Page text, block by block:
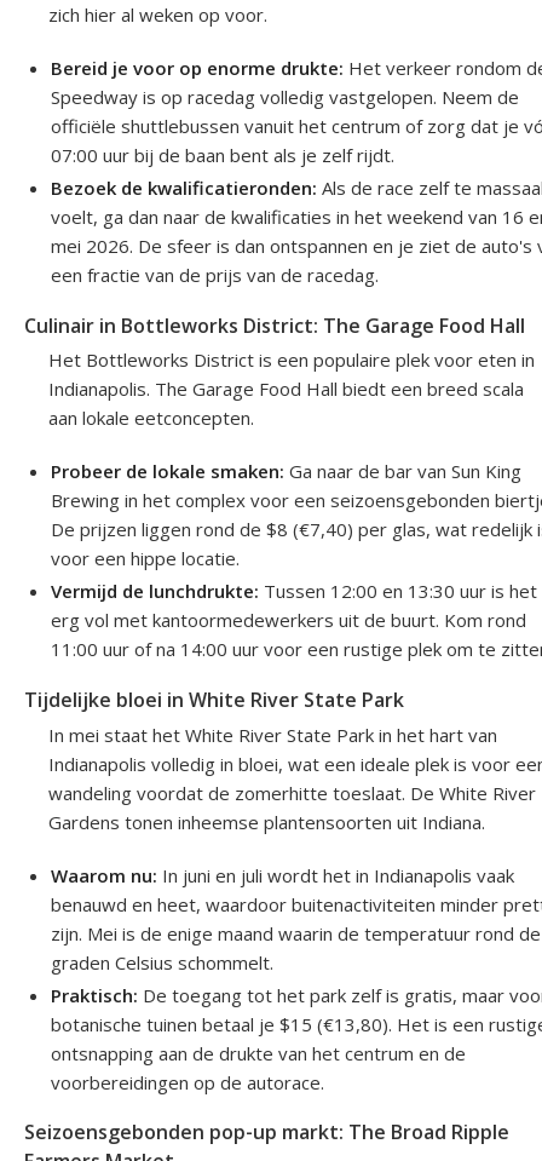
zich hier al weken op voor.
Bereid je voor op enorme drukte: Het verkeer rondom
Speedway is op racedag volledig vastgelopen. Neem de
officiële shuttlebussen vanuit het centrum of zorg dat je
07:00 uur bij de baan bent als je zelf rijdt.
Bezoek de kwalificatieronden: Als de race zelf te
voelt, ga dan naar de kwalificaties in het weekend van 16
mei 2026. De sfeer is dan ontspannen en je ziet de auto's
een fractie van de prijs van de racedag.
Culinair in Bottleworks District: The Garage Food Hall
Het Bottleworks District is een populaire plek voor eten in
Indianapolis. The Garage Food Hall biedt een breed scala
aan lokale eetconcepten.
Probeer de lokale smaken: Ga naar de bar van Sun King
Brewing in het complex voor een seizoensgebonden
De prijzen liggen rond de $8 (€7,40) per glas, wat redelijk
voor een hippe locatie.
Vermijd de lunchdrukte: Tussen 12:00 en 13:30 uur is
erg vol met kantoormedewerkers uit de buurt. Kom rond
11:00 uur of na 14:00 uur voor een rustige plek om te
Tijdelijke bloei in White River State Park
In mei staat het White River State Park in het hart van
Indianapolis volledig in bloei, wat een ideale plek is voor
wandeling voordat de zomerhitte toeslaat. De White River
Gardens tonen inheemse plantensoorten uit Indiana.
Waarom nu: In juni en juli wordt het in Indianapolis vaak
benauwd en heet, waardoor buitenactiviteiten minder
zijn. Mei is de enige maand waarin de temperatuur rond
graden Celsius schommelt.
Praktisch: De toegang tot het park zelf is gratis, maar
botanische tuinen betaal je $15 (€13,80). Het is een
ontsnapping aan de drukte van het centrum en de
voorbereidingen op de autorace.
Seizoensgebonden pop-up markt: The Broad Ripple